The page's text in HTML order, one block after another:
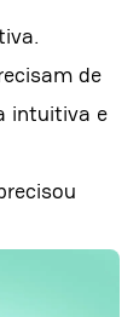
de
intuitiva e